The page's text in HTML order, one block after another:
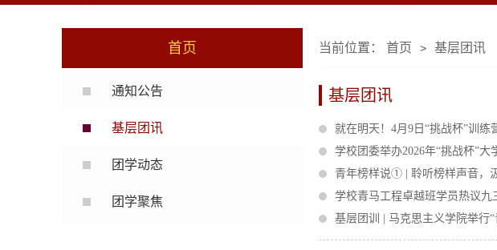
首页
通知公告
基层团讯
团学动态
团学聚焦
当前位置： 首页 > 基层团讯
基层团讯
就在明天！4月9日“挑战杯”训练
学校团委举办2026年“挑战杯”大
青年榜样说① | 聆听榜样声音，
学校青马工程卓越班学员热议九
基层团训 | 马克思主义学院举行